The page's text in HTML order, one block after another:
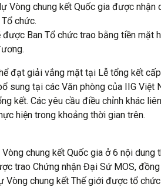
Vòng chung kết Quốc gia được nhận
chức.
Ban Tổ chức trao bằng tiền mặt
đạt giải vắng mặt tại Lễ tổng kết
sung tại các Văn phòng của IIG Việt
kết. Các yêu cầu điều chỉnh khác
hiện trong khoảng thời gian trên.
chung kết Quốc gia ở 6 nội dung
trao Chứng nhận Đại Sứ MOS,
Vòng chung kết Thế giới được tổ